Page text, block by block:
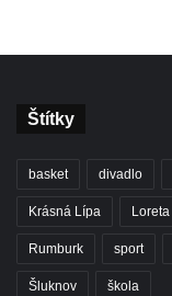
Štítky
basket divadlo
Krásná Lípa Loreta
Rumburk sport
Šluknov škola